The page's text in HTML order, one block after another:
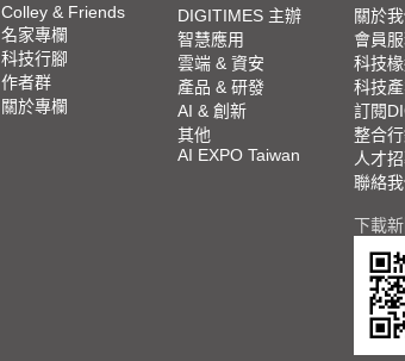
Colley & Friends
名家專欄
科技行腳
作者群
關於專欄
DIGITIMES 主辦
智慧應用
雲端 & 資安
產品 & 研發
AI & 創新
其他
AI EXPO Taiwan
關於
會員
科技
科技
訂閱
整合
人才
聯絡
下載